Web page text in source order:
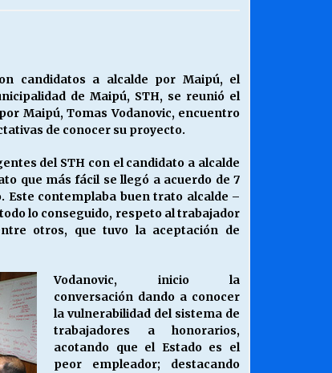
Releyendo la Rerum Novarum a 135
años. “La cuestión social hoy”.
16/05/2026
Chile y sus segmentos de la riqueza
06/04/2026
candidatos a alcalde por Maipú, el
de Maipú, STH, se reunió el
Maipú, Tomas Vodanovic, encuentro
de conocer su proyecto.
del STH con el candidato a alcalde
que más fácil se llegó a acuerdo de 7
Este contemplaba buen trato alcalde –
lo conseguido, respeto al trabajador
otros, que tuvo la aceptación de
Vodanovic, inicio la
conversación dando a conocer
la vulnerabilidad del sistema de
trabajadores a honorarios,
acotando que el Estado es el
peor empleador; destacando